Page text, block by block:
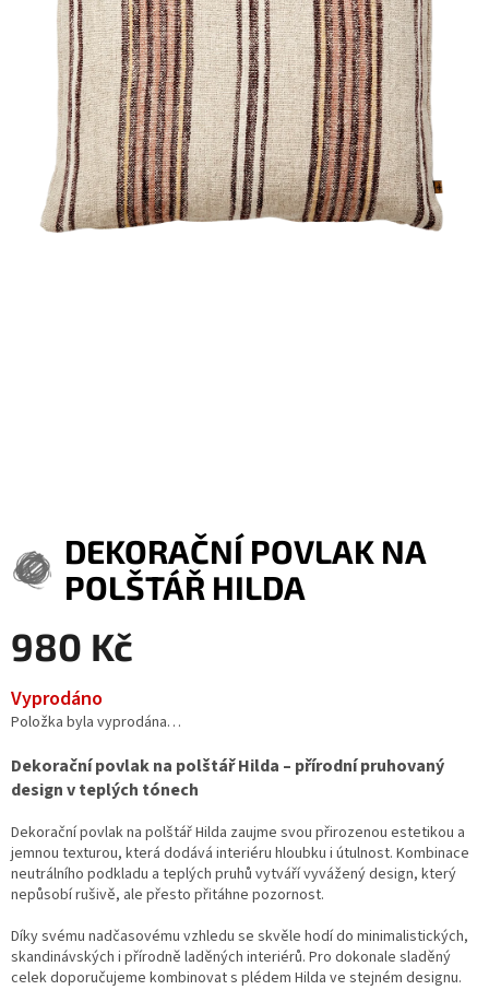
DEKORAČNÍ POVLAK NA
POLŠTÁŘ HILDA
980 Kč
cena:
Vyprodáno
Položka byla vyprodána…
Dekorační povlak na polštář Hilda – přírodní pruhovaný
design v teplých tónech
Dekorační povlak na polštář Hilda zaujme svou přirozenou estetikou a
jemnou texturou, která dodává interiéru hloubku i útulnost. Kombinace
neutrálního podkladu a teplých pruhů vytváří vyvážený design, který
nepůsobí rušivě, ale přesto přitáhne pozornost.
Díky svému nadčasovému vzhledu se skvěle hodí do minimalistických,
skandinávských i přírodně laděných interiérů. Pro dokonale sladěný
celek doporučujeme kombinovat s plédem Hilda ve stejném designu.